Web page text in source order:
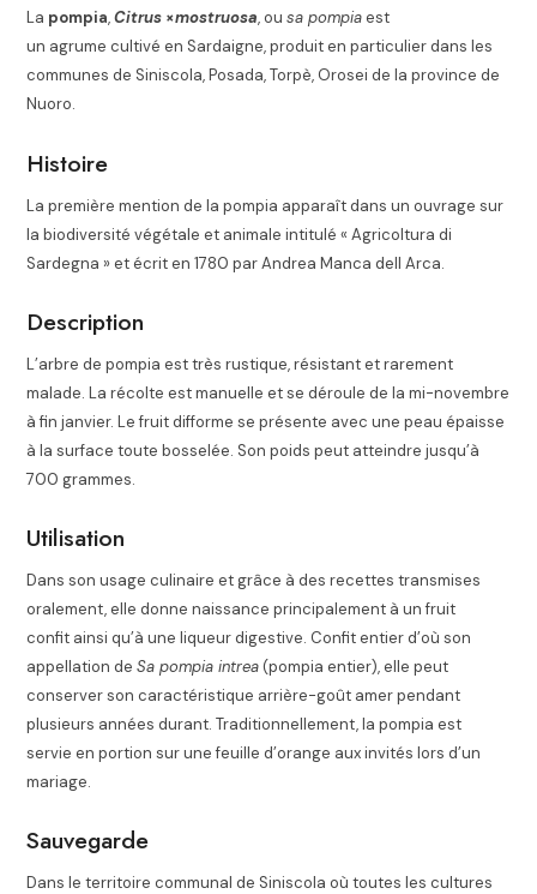
La pompia,Citrus ×mostruosa, ousa pompiaest
un agrume cultivé en Sardaigne, produit en particulier dans les
communes de Siniscola, Posada, Torpè, Orosei de la province de
Nuoro.
Histoire
La première mention de la pompia apparaît dans un ouvrage sur
la biodiversité végétale et animale intitulé « Agricoltura di
Sardegna » et écrit en 1780 par Andrea Manca dell Arca.
Description
L’arbre de pompia est très rustique, résistant et rarement
malade. La récolte est manuelle et se déroule de la mi-novembre
à fin janvier. Le fruit difforme se présente avec une peau épaisse
à la surface toute bosselée. Son poids peut atteindre jusqu’à
700 grammes.
Utilisation
Dans son usage culinaire et grâce à des recettes transmises
oralement, elle donne naissance principalement à un fruit
confit ainsi qu’à une liqueur digestive. Confit entier d’où son
appellation deSa pompia intrea(pompia entier), elle peut
conserver son caractéristique arrière-goût amer pendant
plusieurs années durant. Traditionnellement, la pompia est
servie en portion sur une feuille d’orange aux invités lors d’un
mariage.
Sauvegarde
Dans le territoire communal de Siniscola où toutes les cultures